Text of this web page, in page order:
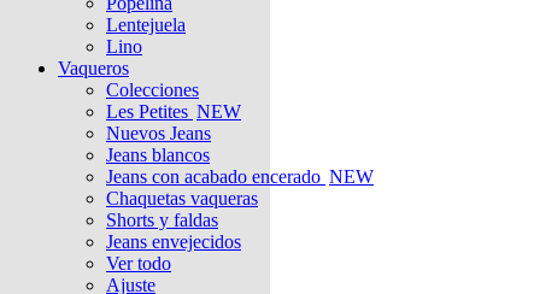
Lentejuela
Lino
Vaqueros
Colecciones
Les Petites NEW
Nuevos Jeans
Jeans blancos
Jeans con acabado encerado NEW
Chaquetas vaqueras
Shorts y faldas
Jeans envejecidos
Ver todo
Ajuste